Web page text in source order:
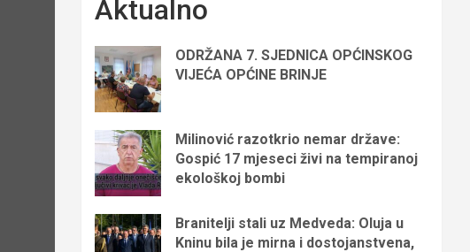
Aktualno
ODRŽANA 7. SJEDNICA OPĆINSKOG
VIJEĆA OPĆINE BRINJE
Milinović razotkrio nemar države:
Gospić 17 mjeseci živi na tempiranoj
ekološkoj bombi
Branitelji stali uz Medveda: Oluja u
Kninu bila je mirna i dostojanstvena,